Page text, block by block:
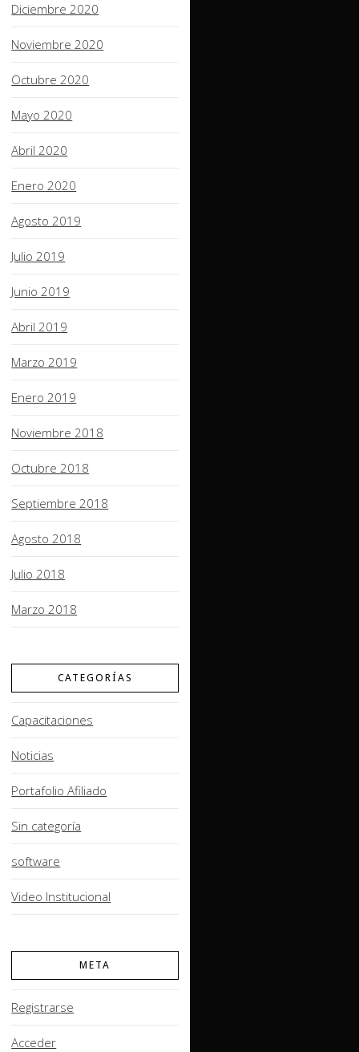
Diciembre 2020
Noviembre 2020
Octubre 2020
Mayo 2020
Abril 2020
Enero 2020
Agosto 2019
Julio 2019
Junio 2019
Abril 2019
Marzo 2019
Enero 2019
Noviembre 2018
Octubre 2018
Septiembre 2018
Agosto 2018
Julio 2018
Marzo 2018
CATEGORÍAS
Capacitaciones
Noticias
Portafolio Afiliado
Sin categoría
software
Video Institucional
META
Registrarse
Acceder